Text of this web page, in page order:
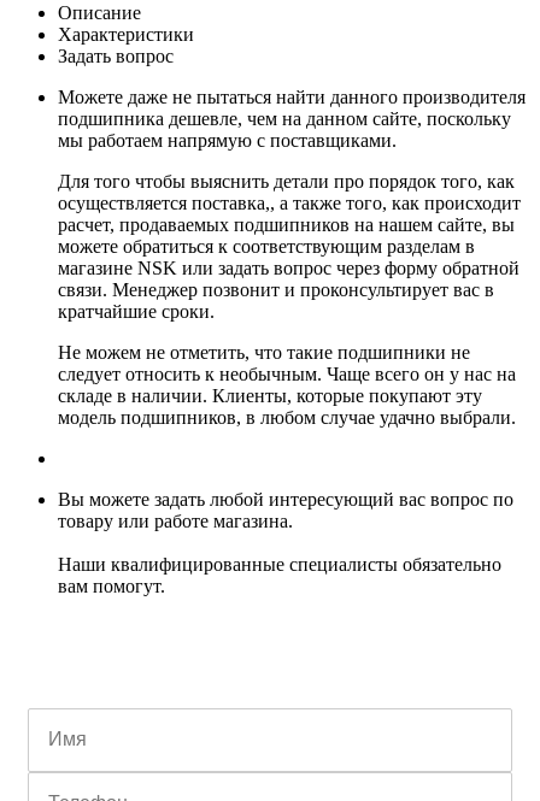
Описание
Характеристики
Задать вопрос
Можете даже не пытаться найти данного производителя
подшипника дешевле, чем на данном сайте, поскольку
мы работаем напрямую с поставщиками.
Для того чтобы выяснить детали про порядок того, как
осуществляется поставка,, а также того, как происходит
расчет, продаваемых подшипников на нашем сайте, вы
можете обратиться к соответствующим разделам в
магазине NSK или задать вопрос через форму обратной
связи. Менеджер позвонит и проконсультирует вас в
кратчайшие сроки.
Не можем не отметить, что такие подшипники не
следует относить к необычным. Чаще всего он у нас на
складе в наличии. Клиенты, которые покупают эту
модель подшипников, в любом случае удачно выбрали.
Вы можете задать любой интересующий вас вопрос по
товару или работе магазина.
Наши квалифицированные специалисты обязательно
вам помогут.